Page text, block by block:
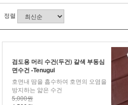
정렬
검도용 머리 수건(두건) 갈색 부동심
면수건 -Tenugui
호면내 땀을 흡수하여 호면의 오염을
방지하는 얇은 수건
5,000원